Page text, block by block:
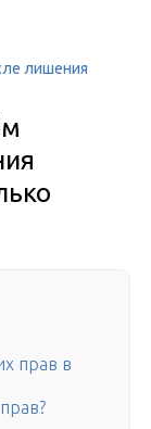
лишения
прав в